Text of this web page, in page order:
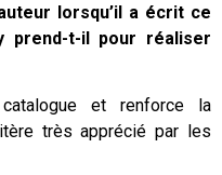
lorsqu’il a écrit ce
prend-t-il pour réaliser
et renforce la
très apprécié par les